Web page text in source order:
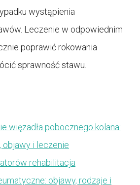
wystąpienia
Leczenie w odpowiednim
poprawić rokowania
sprawność stawu.
więzadła pobocznego kolana:
objawy i leczenie
rehabilitacja
objawy, rodzaje i